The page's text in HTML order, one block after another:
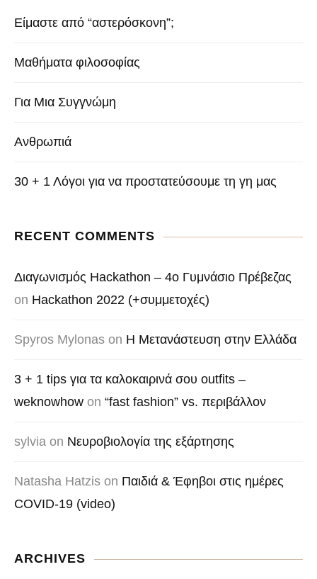
Είμαστε από “αστερόσκονη”;
Μαθήματα φιλοσοφίας
Για Μια Συγγνώμη
Ανθρωπιά
30 + 1 Λόγοι για να προστατεύσουμε τη γη μας
RECENT COMMENTS
Διαγωνισμός Hackathon – 4o Γυμνάσιο Πρέβεζας
on Hackathon 2022 (+συμμετοχές)
Spyros Mylonas on Η Μετανάστευση στην Ελλάδα
3 + 1 tips για τα καλοκαιρινά σου outfits –
weknowhow on “fast fashion” vs. περιβάλλον
sylvia on Νευροβιολογία της εξάρτησης
Natasha Hatzis on Παιδιά & Έφηβοι στις ημέρες
COVID-19 (video)
ARCHIVES